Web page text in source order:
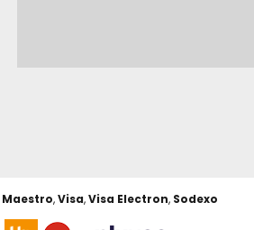
Maestro,Visa,Visa Electron, Sodexo